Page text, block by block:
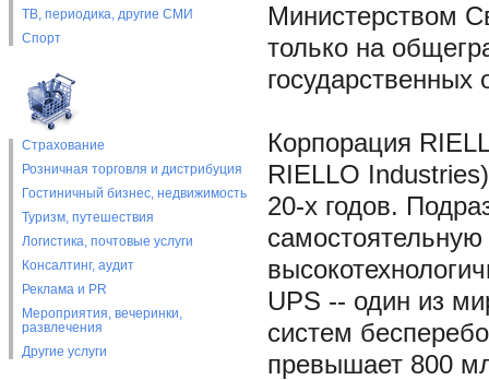
ТВ, периодика, другие СМИ
Спорт
Страхование
Розничная торговля и дистрибуция
Гостиничный бизнес, недвижимость
Туризм, путешествия
Логистика, почтовые услуги
Консалтинг, аудит
Реклама и PR
Мероприятия, вечеринки,
развлечения
Другие услуги
Министерством
только на
государственных
Корпорация
RIELLO
20-х годов.
UPS -- один из
систем
превышает 800